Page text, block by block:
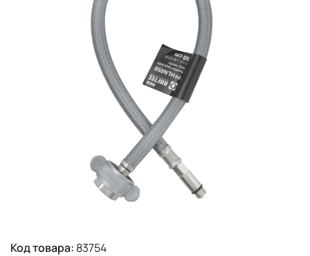
Код товара: 83754